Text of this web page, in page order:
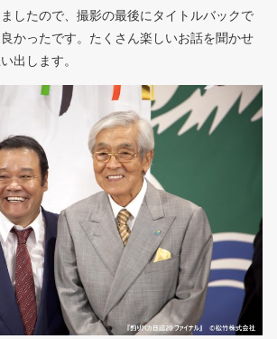
したので、撮影の最後にタイトルバックで
かったです。たくさん楽しいお話を聞かせ
出します。